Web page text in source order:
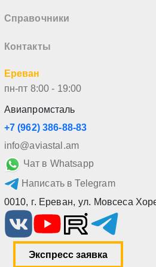
Справочники
Контакты
Ереван
пн-пт 8:00 - 19:00
Авиапромсталь
+7 (962) 386-88-83
info@aviastal.am
Чат в Whatsapp
Написать в Telegram
0010, г. Ереван, ул. Мовсеса
Экспресс заявка